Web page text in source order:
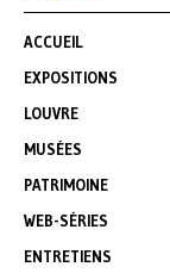
ACCUEIL
EXPOSITIONS
LOUVRE
MUSÉES
PATRIMOINE
WEB-SÉRIES
ENTRETIENS